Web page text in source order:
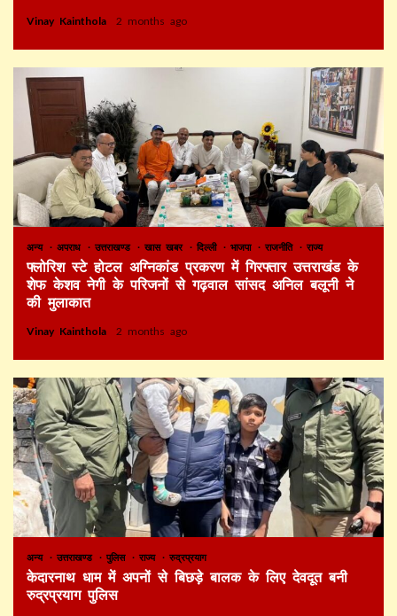
Vinay Kainthola 2 months ago
अन्य अपराध उत्तराखण्ड खास खबर दिल्ली भाजपा राजनीति राज्य
फ्लोरिश स्टे होटल अग्निकांड प्रकरण में गिरफ्तार उत्तराखंड के
शेफ केशव नेगी के परिजनों से गढ़वाल सांसद अनिल बलूनी ने
की मुलाकात
Vinay Kainthola 2 months ago
अन्य उत्तराखण्ड पुलिस राज्य रुद्रप्रयाग
केदारनाथ धाम में अपनों से बिछड़े बालक के लिए देवदूत बनी
रुद्रप्रयाग पुलिस